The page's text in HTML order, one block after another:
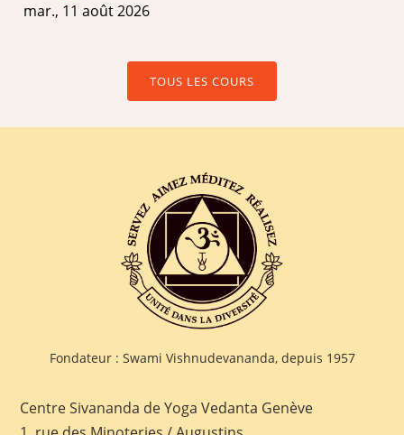
mar., 11 août 2026
TOUS LES COURS
Fondateur : Swami Vishnudevananda, depuis 1957
Centre Sivananda de Yoga Vedanta Genève